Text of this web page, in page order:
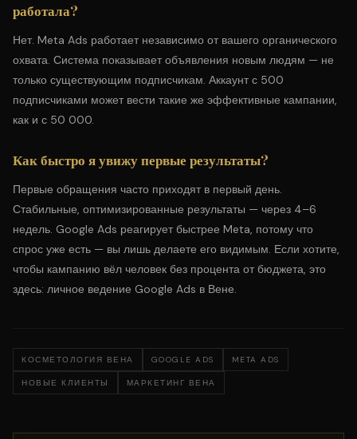
работала?
Нет. Meta Ads работает независимо от вашего органического
охвата. Система показывает объявления новым людям — не
только существующим подписчикам. Аккаунт с 500
подписчиками может вести такие же эффективные кампании,
как и с 50 000.
Как быстро я увижу первые результаты?
Первые обращения часто приходят в первый день.
Стабильные, оптимизированные результаты — через 4–6
недель. Google Ads реагирует быстрее Meta, потому что
спрос уже есть — вы лишь делаете его видимым. Если хотите,
чтобы кампанию вёл человек без процента от бюджета, это
здесь: личное ведение Google Ads в Вене.
КОСМЕТОЛОГИЯ ВЕНА GOOGLE ADS META ADS
НОВЫЕ КЛИЕНТЫ МАРКЕТИНГ ВЕНА